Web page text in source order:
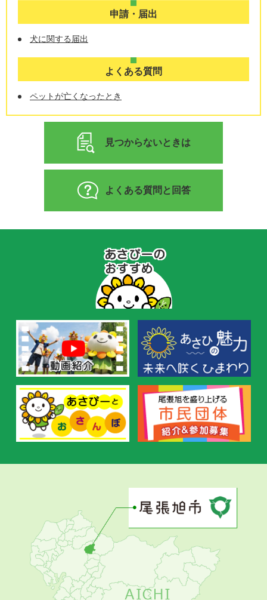
申請・届出
犬に関する届出
よくある質問
ペットが亡くなったとき
見つからないときは
よくある質問と回答
の
お
す
め